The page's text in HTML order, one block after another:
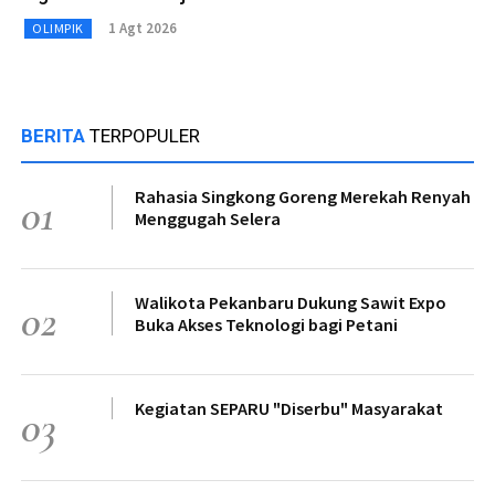
OLIMPIK 1 Agt 2026
BERITA TERPOPULER
01
Rahasia Singkong Goreng Merekah Renyah
Menggugah Selera
02
Walikota Pekanbaru Dukung Sawit Expo
Buka Akses Teknologi bagi Petani
03 Kegiatan SEPARU "Diserbu" Masyarakat